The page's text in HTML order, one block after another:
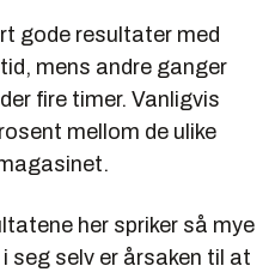
gode resultater med
mens andre ganger
fire timer. Vanligvis
mellom de ulike
her spriker så mye
seg selv er årsaken til at